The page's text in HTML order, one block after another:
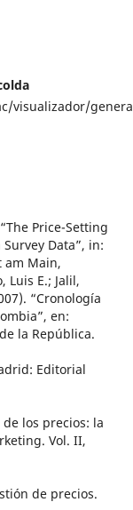
visualizador/
Price-Setting
Data”, in:
am Main,
Luis E.; Jalil,
“Cronología
en:
la República.
Editorial
los precios: la
Vol. II,
de precios.